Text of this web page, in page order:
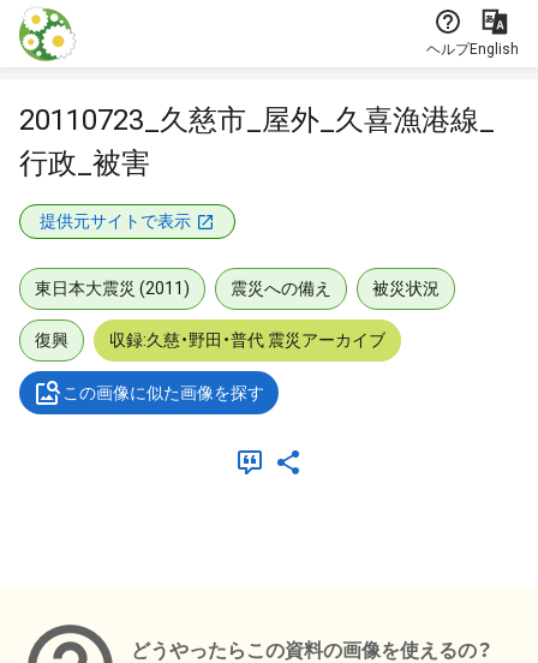
本文に飛ぶ
ヘルプEnglish
20110723_久慈市_屋外_久喜漁港線_
行政_被害
提供元サイトで表示
東日本大震災 (2011) 震災への備え 被災状況
復興 収録:久慈・野田・普代 震災アーカイブ
この画像に似た画像を探す
どうやったらこの資料の画像を使えるの？